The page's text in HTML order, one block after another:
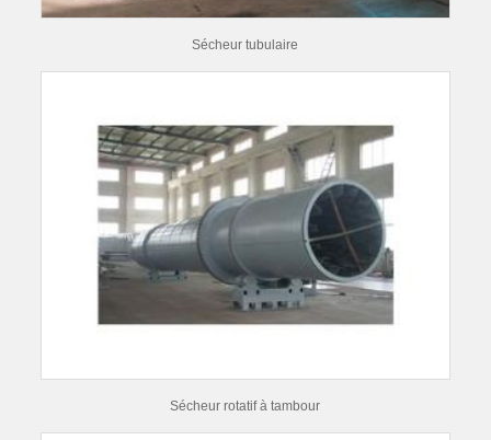
Sécheur tubulaire
Sécheur rotatif à tambour